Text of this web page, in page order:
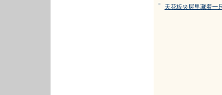
= 天花板夹层里藏着一